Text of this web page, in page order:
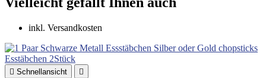
inkl. Versandkosten
 Schnellansicht 